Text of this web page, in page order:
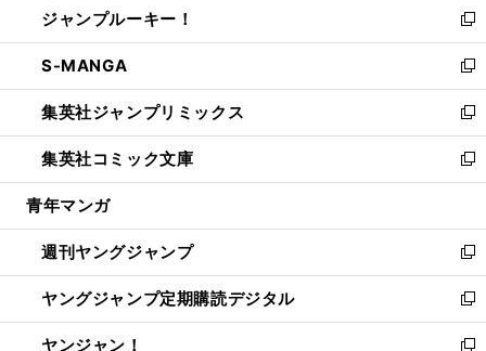
く
で
開
く
ド
ウ
で
開
く
ィ
ン
ド
ウ
で
開
く
い
ウ
ィ
ン
ド
ウ
で
開
ジャンプルーキー！
新
し
い
ウ
ィ
ン
ド
ウ
開
く
S-MANGA
新
し
い
ウ
ィ
ン
ウ
で
開
く
集英社ジャンプリミックス
新
し
い
ウ
ン
ド
ウ
で
開
く
集英社コミック文庫
新
し
ウ
ィ
ン
ド
ウ
で
青年マンガ
週刊ヤングジャンプ
新
し
い
ウ
ヤングジャンプ定期購読デジタル
新
し
ヤンジャン！